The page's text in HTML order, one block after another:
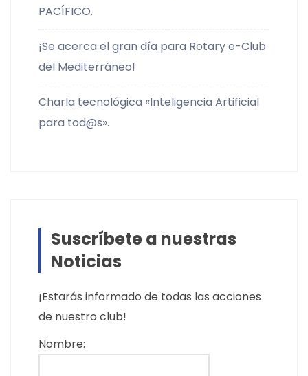
PACÍFICO.
¡Se acerca el gran día para Rotary e-Club
del Mediterráneo!
Charla tecnológica «Inteligencia Artificial
para tod@s».
Suscríbete a nuestras
Noticias
¡Estarás informado de todas las acciones
de nuestro club!
Nombre: